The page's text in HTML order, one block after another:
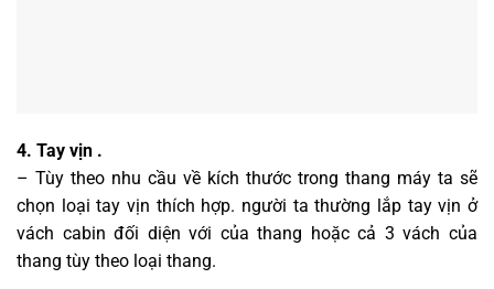
4. Tay vịn .
– Tùy theo nhu cầu về kích thước trong thang máy ta sẽ
chọn loại tay vịn thích hợp. người ta thường lắp tay vịn ở
vách cabin đối diện với của thang hoặc cả 3 vách của
thang tùy theo loại thang.